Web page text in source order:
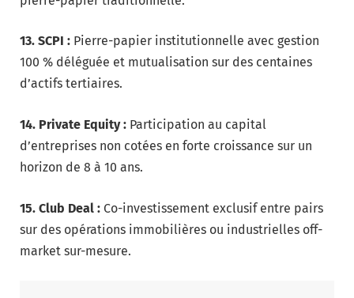
13. SCPI : Pierre-papier institutionnelle avec gestion
100 % déléguée et mutualisation sur des centaines
d’actifs tertiaires.
14. Private Equity : Participation au capital
d’entreprises non cotées en forte croissance sur un
horizon de 8 à 10 ans.
15. Club Deal : Co-investissement exclusif entre pairs
sur des opérations immobilières ou industrielles off-
market sur-mesure.